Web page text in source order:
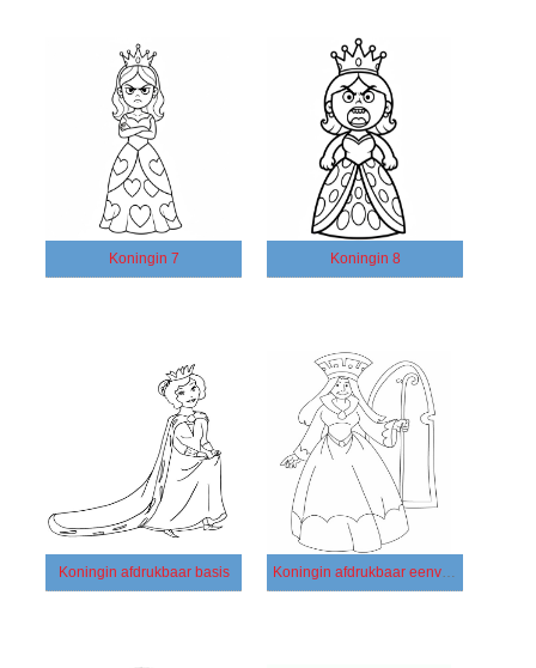
Koningin 7 Koningin 8
Koningin afdrukbaar basis Koningin afdrukbaar eenvoudig